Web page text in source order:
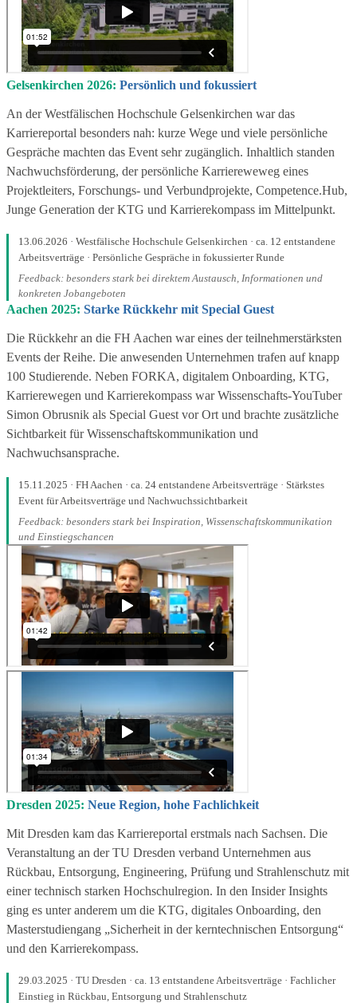
Gelsenkirchen 2026: Persönlich und fokussiert
An der Westfälischen Hochschule Gelsenkirchen war das
Karriereportal besonders nah: kurze Wege und viele persönliche
Gespräche machten das Event sehr zugänglich. Inhaltlich standen
Nachwuchsförderung, der persönliche Karriereweweg eines
Projektleiters, Forschungs- und Verbundprojekte, Competence.Hub,
Junge Generation der KTG und Karrierekompass im Mittelpunkt.
13.06.2026 · Westfälische Hochschule Gelsenkirchen · ca. 12 entstandene
Arbeitsverträge · Persönliche Gespräche in fokussierter Runde
Feedback: besonders stark bei direktem Austausch, Informationen und
konkreten Jobangeboten
Aachen 2025: Starke Rückkehr mit Special Guest
Die Rückkehr an die FH Aachen war eines der teilnehmerstärksten
Events der Reihe. Die anwesenden Unternehmen trafen auf knapp
100 Studierende. Neben FORKA, digitalem Onboarding, KTG,
Karrierewegen und Karrierekompass war Wissenschafts-YouTuber
Simon Obrusnik als Special Guest vor Ort und brachte zusätzliche
Sichtbarkeit für Wissenschaftskommunikation und
Nachwuchsansprache.
15.11.2025 · FH Aachen · ca. 24 entstandene Arbeitsverträge · Stärkstes
Event für Arbeitsverträge und Nachwuchssichtbarkeit
Feedback: besonders stark bei Inspiration, Wissenschaftskommunikation
und Einstiegschancen
Dresden 2025: Neue Region, hohe Fachlichkeit
Mit Dresden kam das Karriereportal erstmals nach Sachsen. Die
Veranstaltung an der TU Dresden verband Unternehmen aus
Rückbau, Entsorgung, Engineering, Prüfung und Strahlenschutz mit
einer technisch starken Hochschulregion. In den Insider Insights
ging es unter anderem um die KTG, digitales Onboarding, den
Masterstudiengang „Sicherheit in der kerntechnischen Entsorgung“
und den Karrierekompass.
29.03.2025 · TU Dresden · ca. 13 entstandene Arbeitsverträge · Fachlicher
Einstieg in Rückbau, Entsorgung und Strahlenschutz